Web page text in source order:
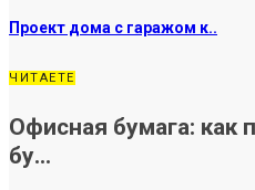
Проект дома с гаражом к..
ЧИТАЕТЕ
Офисная бумага: как
бу...